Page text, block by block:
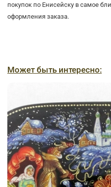
покупок по Енисейску в самое
оформления заказа.
Может быть интересно: